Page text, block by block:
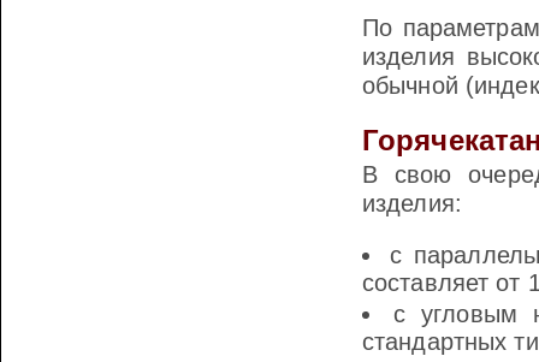
По
изделия
обычной
В свою
изделия:
с
составляет
с угловым
стандартных